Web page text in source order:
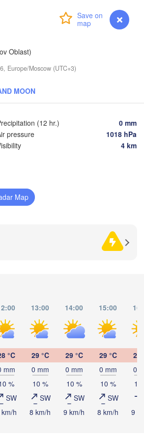
myVentusky Forecast
Oblast)
Europe/Moscow (UTC+3)
MOON
(12 hr.)
0 mm
pressure
1018 hPa
4 km
Map
13:00 14:00 15:00
°C
mm
%
SW
h
29 °C
0 mm
10 %
SW
8 km/h
29 °C
0 mm
10 %
SW
9 km/h
29 °C
0 mm
10 %
SW
8 km/h
29
0
10
9
Стерлитамак
(Sterlitamak)
Нижний
Ақтөбе
(Aktobe)
Златоуст
(Zlatoust)